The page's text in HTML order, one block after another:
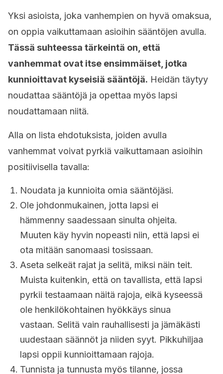
Yksi asioista, joka vanhempien on hyvä omaksua,
on oppia vaikuttamaan asioihin sääntöjen avulla.
Tässä suhteessa tärkeintä on, että
vanhemmat ovat itse ensimmäiset, jotka
kunnioittavat kyseisiä sääntöjä. Heidän täytyy
noudattaa sääntöjä ja opettaa myös lapsi
noudattamaan niitä.
Alla on lista ehdotuksista, joiden avulla
vanhemmat voivat pyrkiä vaikuttamaan asioihin
positiivisella tavalla:
Noudata ja kunnioita omia sääntöjäsi.
Ole johdonmukainen, jotta lapsi ei
hämmenny saadessaan sinulta ohjeita.
Muuten käy hyvin nopeasti niin, että lapsi ei
ota mitään sanomaasi tosissaan.
Aseta selkeät rajat ja selitä, miksi näin teit.
Muista kuitenkin, että on tavallista, että lapsi
pyrkii testaamaan näitä rajoja, eikä kyseessä
ole henkilökohtainen hyökkäys sinua
vastaan. Selitä vain rauhallisesti ja jämäkästi
uudestaan säännöt ja niiden syyt. Pikkuhiljaa
lapsi oppii kunnioittamaan rajoja.
Tunnista ja tunnusta myös tilanne, jossa